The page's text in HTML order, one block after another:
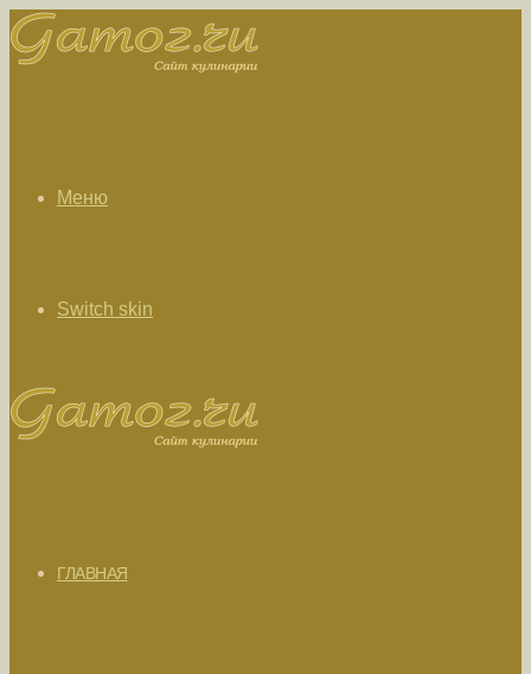
Меню
Switch skin
ГЛАВНАЯ